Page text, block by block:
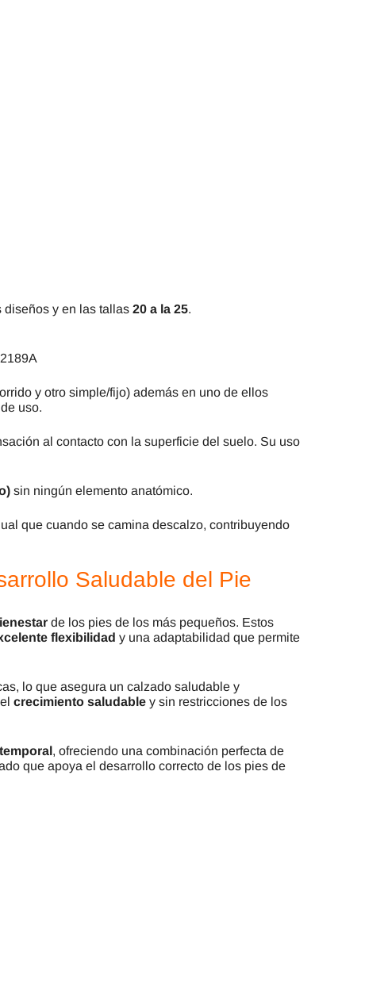
diseños y en las tallas 20 a la 25.
y otro simple/fijo) además en uno de ellos
uso.
al contacto con la superficie del suelo. Su uso
sin ningún elemento anatómico.
que cuando se camina descalzo, contribuyendo
Saludable del Pie
de los pies de los más pequeños. Estos
flexibilidad y una adaptabilidad que permite
lo que asegura un calzado saludable y
crecimiento saludable y sin restricciones de los
, ofreciendo una combinación perfecta de
que apoya el desarrollo correcto de los pies de